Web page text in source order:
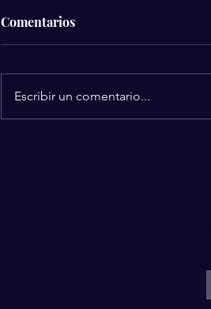
Comentarios
Escribir un comentario...